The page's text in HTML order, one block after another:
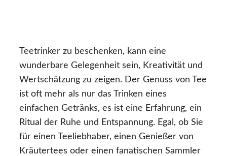
Teetrinker zu beschenken, kann eine
wunderbare Gelegenheit sein, Kreativität und
Wertschätzung zu zeigen. Der Genuss von Tee
ist oft mehr als nur das Trinken eines
einfachen Getränks, es ist eine Erfahrung, ein
Ritual der Ruhe und Entspannung. Egal, ob Sie
für einen Teeliebhaber, einen Genießer von
Kräutertees oder einen fanatischen Sammler